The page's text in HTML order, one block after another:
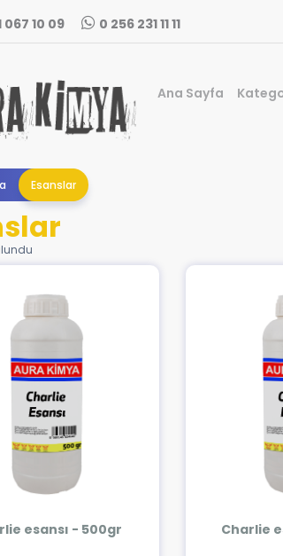
067 10 09 0 256 231 11 11
Ana Sayfa
Esanslar
esansı - 500gr Charlie